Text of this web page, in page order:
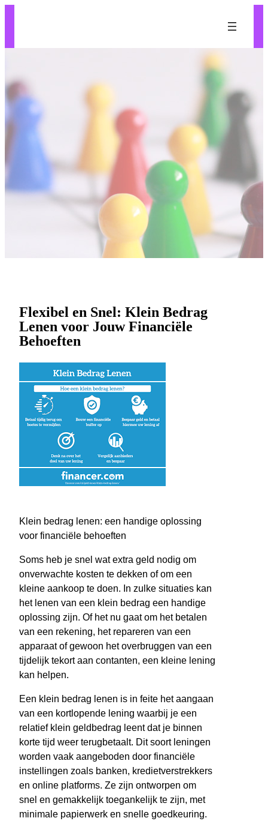
Flexibel en Snel: Klein Bedrag
Lenen voor Jouw Financiële
Behoeften
Klein bedrag lenen: een handige oplossing
voor financiële behoeften
Soms heb je snel wat extra geld nodig om
onverwachte kosten te dekken of om een
kleine aankoop te doen. In zulke situaties kan
het lenen van een klein bedrag een handige
oplossing zijn. Of het nu gaat om het betalen
van een rekening, het repareren van een
apparaat of gewoon het overbruggen van een
tijdelijk tekort aan contanten, een kleine lening
kan helpen.
Een klein bedrag lenen is in feite het aangaan
van een kortlopende lening waarbij je een
relatief klein geldbedrag leent dat je binnen
korte tijd weer terugbetaalt. Dit soort leningen
worden vaak aangeboden door financiële
instellingen zoals banken, kredietverstrekkers
en online platforms. Ze zijn ontworpen om
snel en gemakkelijk toegankelijk te zijn, met
minimale papierwerk en snelle goedkeuring.